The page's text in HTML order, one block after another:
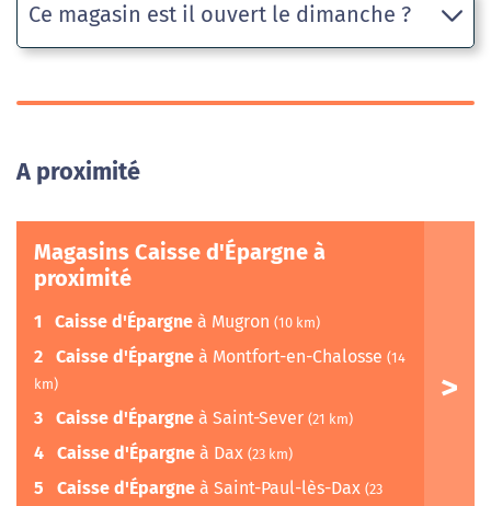
Ce magasin est il ouvert le dimanche ?
A proximité
Magasins Caisse d'Épargne à
proximité
1 Caisse d'Épargne à Mugron (10 km)
2 Caisse d'Épargne à Montfort-en-Chalosse (14
km)
3 Caisse d'Épargne à Saint-Sever (21 km)
4 Caisse d'Épargne à Dax (23 km)
5 Caisse d'Épargne à Saint-Paul-lès-Dax (23